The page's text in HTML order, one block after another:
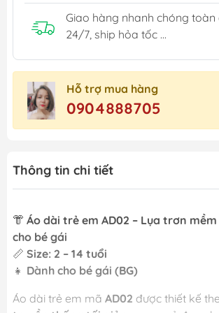
Giao hàng nhanh chóng toàn
24/7, ship hỏa tốc ...
Hỗ trợ mua hàng
0904888705
Thông tin chi tiết
👘 Áo dài trẻ em AD02 – Lụa trơn
cho bé gái
📏 Size: 2 – 14 tuổi
👧 Dành cho bé gái (BG)
Áo dài trẻ em mã AD02 được thiết kế